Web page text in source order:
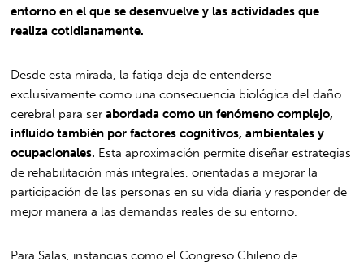
entorno en el que se desenvuelve y las actividades que
realiza cotidianamente.
Desde esta mirada, la fatiga deja de entenderse
exclusivamente como una consecuencia biológica del daño
cerebral para serabordada como un fenómeno complejo,
influido también por factores cognitivos, ambientales y
ocupacionales. Esta aproximación permite diseñar estrategias
de rehabilitación más integrales, orientadas a mejorar la
participación de las personas en su vida diaria y responder de
mejor manera a las demandas reales de su entorno.
Para Salas, instancias como el Congreso Chileno de